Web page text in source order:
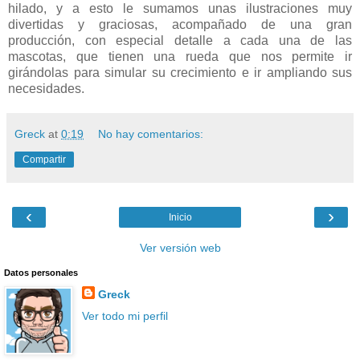
hilado, y a esto le sumamos unas ilustraciones muy
divertidas y graciosas, acompañado de una gran
producción, con especial detalle a cada una de las
mascotas, que tienen una rueda que nos permite ir
girándolas para simular su crecimiento e ir ampliando sus
necesidades.
Greck at 0:19 No hay comentarios:
Compartir
‹ ›
Inicio
Ver versión web
Datos personales
Greck
Ver todo mi perfil